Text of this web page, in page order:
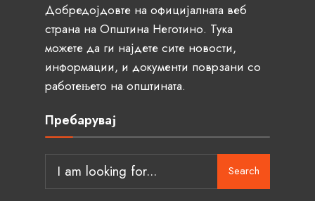
Добредојдовте на официјалната веб
страна на Општина Неготино. Тука
можете да ги најдете сите новости,
информации, и документи поврзани со
работењето на општината.
Пребарувај
Search